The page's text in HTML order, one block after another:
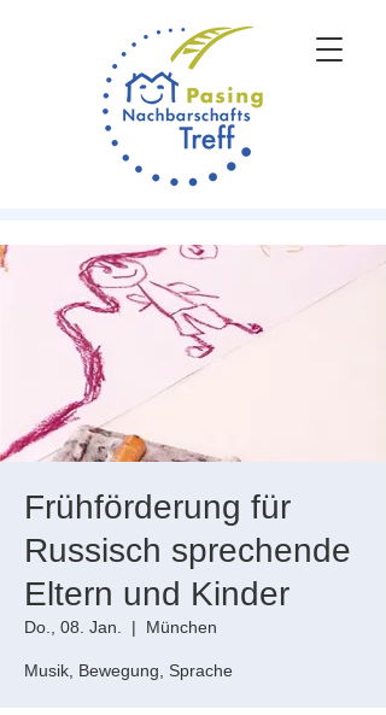
Frühförderung für
Russisch sprechende
Eltern und Kinder
Do., 08. Jan.
  |
München
Musik, Bewegung, Sprache